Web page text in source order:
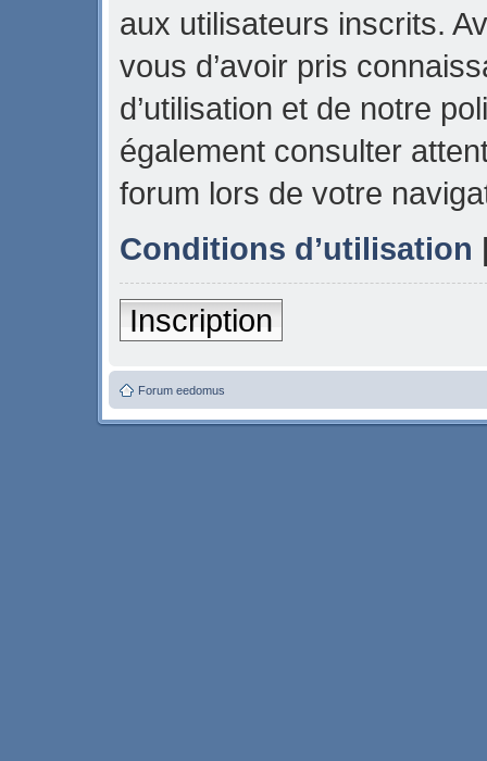
aux utilisateurs inscrits.
vous d’avoir pris
d’utilisation et de notre
également consulter
forum lors de votre
Conditions d’utilisation
Inscription
Forum eedomus